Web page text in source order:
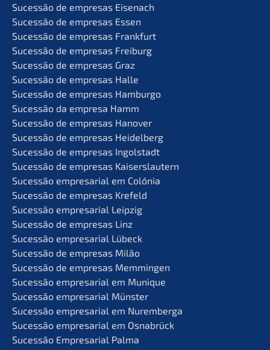
Suces­são de empre­sas Eisenach
Suces­são de empre­sas Essen
Suces­são de empre­sas Frankfurt
Suces­são de empre­sas Freiburg
Suces­são de empre­sas Graz
Suces­são de empre­sas Halle
Suces­são de empre­sas Hamburgo
Suces­são da empre­sa Hamm
Suces­são de empre­sas Hanover
Suces­são de empre­sas Heidelberg
Suces­são de empre­sas Ingolstadt
Suces­são de empre­sas Kaiserslautern
Suces­são empre­sa­ri­al em Colónia
Suces­são de empre­sas Krefeld
Suces­são empre­sa­ri­al Leipzig
Suces­são de empre­sas Linz
Suces­são empre­sa­ri­al Lübeck
Suces­são de empre­sas Milão
Suces­são de empre­sas Memmingen
Suces­são empre­sa­ri­al em Munique
Suces­são empre­sa­ri­al Münster
Suces­são empre­sa­ri­al em Nuremberga
Suces­são empre­sa­ri­al em Osnabrück
Suces­são Empre­sa­ri­al Palma